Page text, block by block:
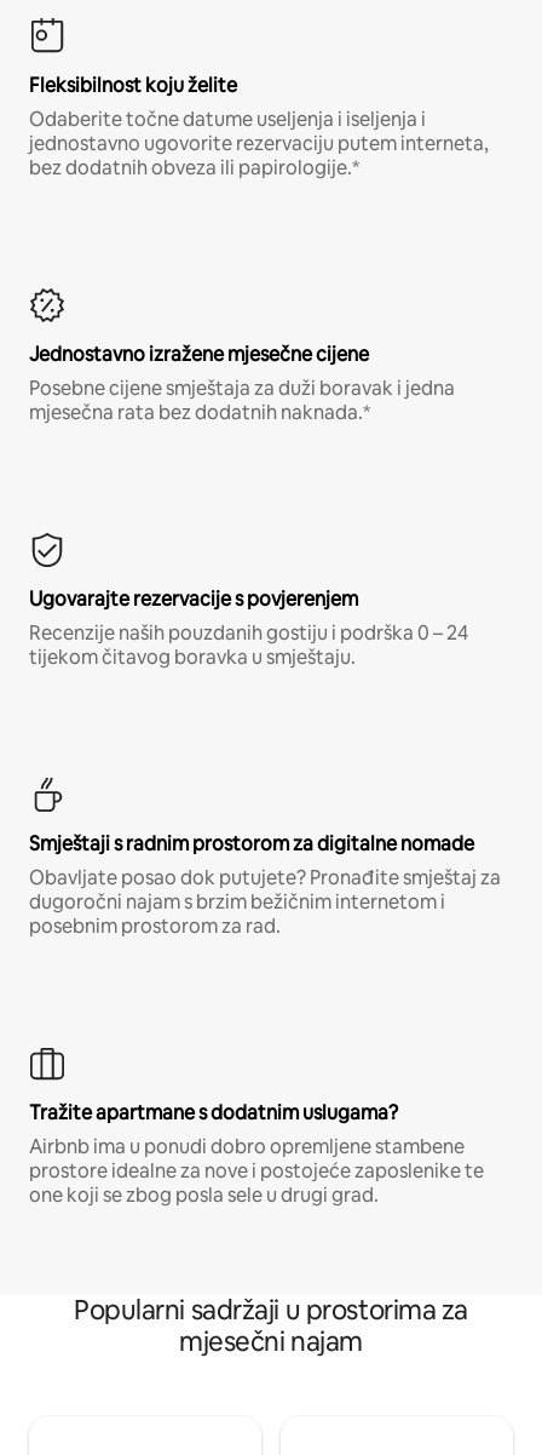
Fleksibilnost koju želite
Odaberite točne datume useljenja i iseljenja i
jednostavno ugovorite rezervaciju putem interneta,
bez dodatnih obveza ili papirologije.*
Jednostavno izražene mjesečne cijene
Posebne cijene smještaja za duži boravak i jedna
mjesečna rata bez dodatnih naknada.*
Ugovarajte rezervacije s povjerenjem
Recenzije naših pouzdanih gostiju i podrška 0 – 24
tijekom čitavog boravka u smještaju.
Smještaji s radnim prostorom za digitalne nomade
Obavljate posao dok putujete? Pronađite smještaj za
dugoročni najam s brzim bežičnim internetom i
posebnim prostorom za rad.
Tražite apartmane s dodatnim uslugama?
Airbnb ima u ponudi dobro opremljene stambene
prostore idealne za nove i postojeće zaposlenike te
one koji se zbog posla sele u drugi grad.
Popularni sadržaji u prostorima za
mjesečni najam